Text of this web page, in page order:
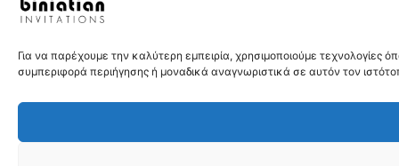
Για να παρέχουμε την καλύτερη εμπειρία, χρησιμοποιούμε
συμπεριφορά περιήγησης ή μοναδικά αναγνωριστικά σε αυτόν τον